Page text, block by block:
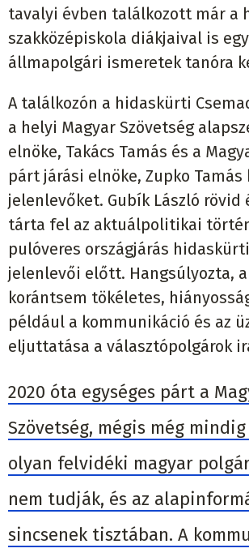
tavalyi évben találkozott már a
szakközépiskola diákjaival is
állmapolgári ismeretek tanóra
A találkozón a hidaskürti
a helyi Magyar Szövetség
elnöke, Takács Tamás és a
párt járási elnöke, Zupko
jelenlevőket. Gubík László rövid
tárta fel az aktuálpolitikai
pulóveres országjárás
jelenlevői előtt. Hangsúlyozta,
korántsem tökéletes,
például a kommunikáció és az
eljuttatása a választópolgárok
2020 óta egységes párt a
Szövetség, mégis még
olyan felvidéki magyar
nem tudják, és az
sincsenek tisztában. A